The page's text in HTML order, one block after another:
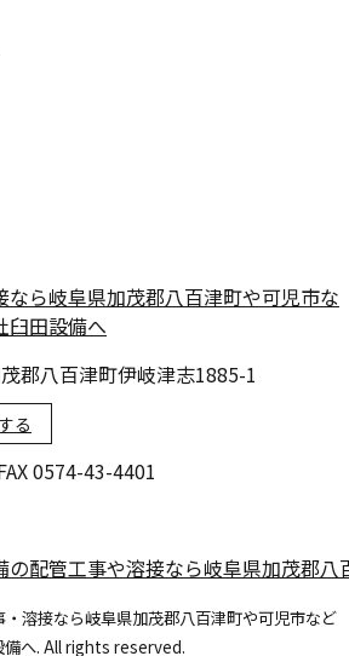
郡八百津町伊岐津志1885-1
る
0574-43-4401
の配管工事や溶接なら岐阜県加茂郡
溶接なら岐阜県加茂郡八百津町や可児市など
備へ. All rights reserved.